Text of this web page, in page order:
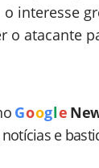
o interesse
o atacante
Goog le
e